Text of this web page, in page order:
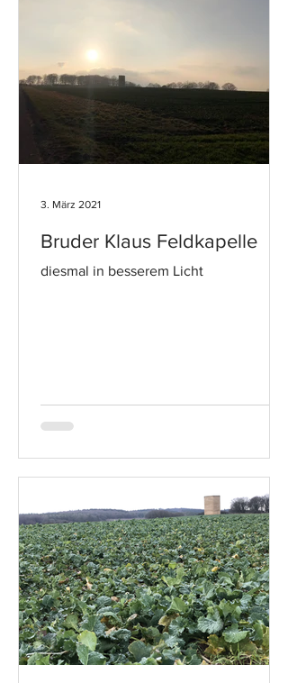
Bruder Klaus Feldkapelle
diesmal in besserem Licht
3. März 2021